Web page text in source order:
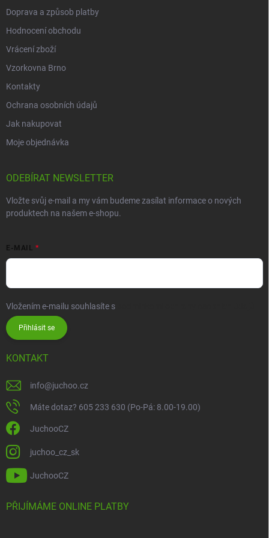
Doprava a způsob platby
Hodnocení obchodu
Vrácení zboží
Vzorkovna Brno
Kontakty
Ochrana osobních údajů
Jak nakupovat
Moje objednávka
ODEBÍRAT NEWSLETTER
Vložte svůj e-mail a my vám budeme zasílat informace o nových
produktech na našem e-shopu.
E-MAIL
Vložením e-mailu souhlasíte s
Přihlásit se
KONTAKT
info@juchoo.cz
Máte dotaz? 605 233 630 (Po-Pá: 8.00-19.00)
JuchooCZ
juchoo_cz_sk
JuchooCZ
PŘIJÍMÁME ONLINE PLATBY